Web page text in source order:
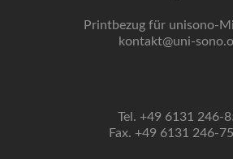
Printbezug für unisono-
kontakt@uni-
Tel. +49 6131 246-
Fax. +49 6131 246-